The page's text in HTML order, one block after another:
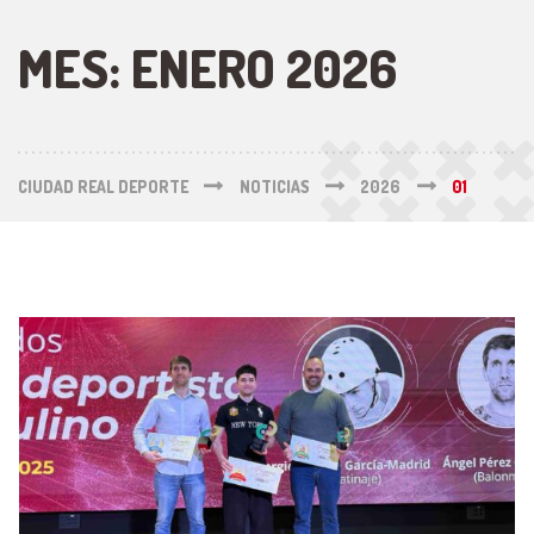
MES: ENERO 2026
CIUDAD REAL DEPORTE NOTICIAS 2026 01